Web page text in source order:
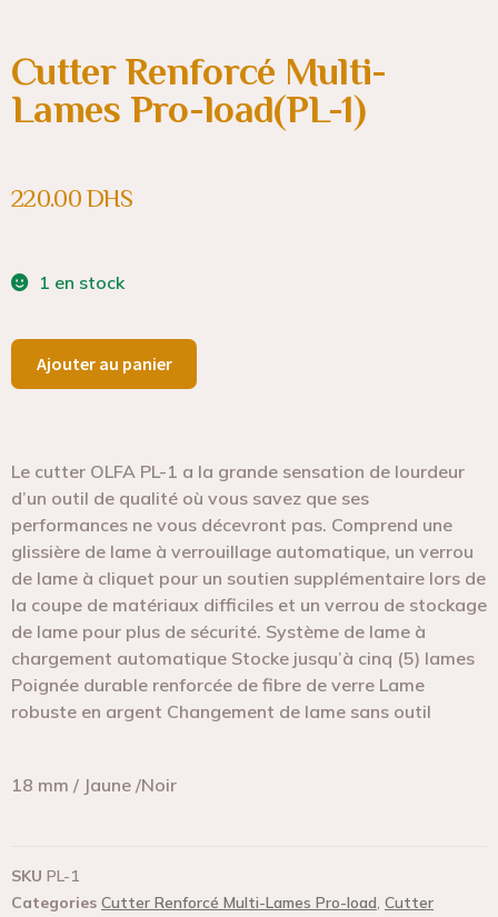
Cutter Renforcé Multi-
Lames Pro-load(PL-1)
220.00DHS
1 en stock
Ajouter au panier
Le cutter OLFA PL-1 a la grande sensation de lourdeur
d’un outil de qualité où vous savez que ses
performances ne vous décevront pas. Comprend une
glissière de lame à verrouillage automatique, un verrou
de lame à cliquet pour un soutien supplémentaire lors de
la coupe de matériaux difficiles et un verrou de stockage
de lame pour plus de sécurité. Système de lame à
chargement automatique Stocke jusqu’à cinq (5) lames
Poignée durable renforcée de fibre de verre Lame
robuste en argent Changement de lame sans outil
18 mm / Jaune /Noir
SKU PL-1
Categories Cutter Renforcé Multi-Lames Pro-load, Cutter